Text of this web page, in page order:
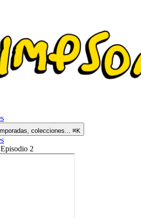
colecciones... ⌘K
Episodio 2